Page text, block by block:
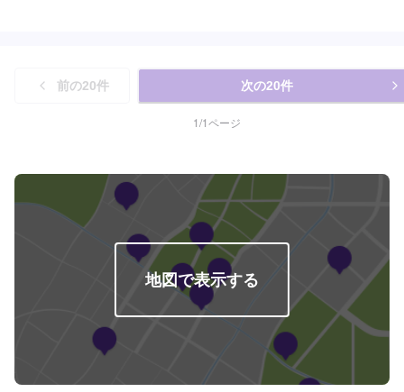
前の20件 次の20件
1/1ページ
地図で表示する